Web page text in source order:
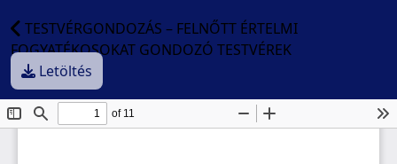
TESTVÉRGONDOZÁS – FELNŐTT ÉRTELMI
FOGYATÉKOSOKAT GONDOZÓ TESTVÉREK
Letöltés